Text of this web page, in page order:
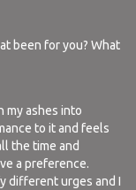
been for you? What
my ashes into
to it and feels
the time and
a preference.
different urges and I